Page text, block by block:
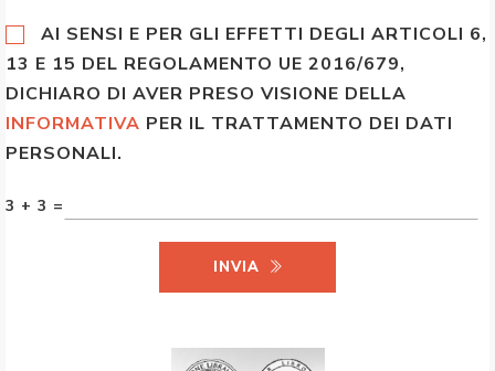
AI SENSI E PER GLI EFFETTI DEGLI ARTICOLI 6,
13 E 15 DEL REGOLAMENTO UE 2016/679,
DICHIARO DI AVER PRESO VISIONE DELLA
INFORMATIVA PER IL TRATTAMENTO DEI DATI
PERSONALI.
3 + 3 =
INVIA